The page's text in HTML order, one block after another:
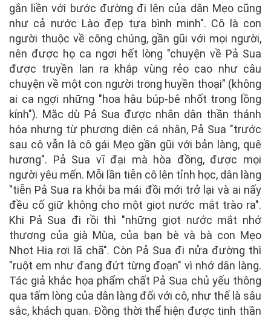
gắn liền với bước đường đi lên của dân Mẹo cũng
như cả nước Lào đẹp tựa bình minh". Cô là con
người thuộc về công chúng, gần gũi với mọi người,
nên được họ ca ngợi hết lòng "chuyện về Pả Sua
được truyền lan ra khắp vùng rẻo cao như câu
chuyện về một con người trong huyền thoại" (không
ai ca ngợi những "hoa hậu búp-bê nhốt trong lồng
kính"). Mặc dù Pả Sua được nhân dân thần thánh
hóa nhưng từ phương diện cá nhân, Pả Sua "trước
sau cô vẫn là cô gái Mẹo gần gũi với bản làng, quê
hương". Pả Sua vĩ đại mà hòa đồng, được mọi
người yêu mến. Mỗi lần tiễn cô lên tỉnh học, dân làng
"tiễn Pả Sua ra khỏi ba mái đồi mới trở lại và ai nấy
đều cố giữ không cho một giọt nước mắt trào ra".
Khi Pả Sua đi rồi thì "những giọt nước mắt nhớ
thương của già Mùa, của bạn bè và bà con Mẹo
Nhọt Hia rơi lã chã". Còn Pả Sua đi nửa đường thì
"ruột em như đang đứt từng đoạn" vì nhớ dân làng.
Tác giả khắc họa phẩm chất Pả Sua chủ yếu thông
qua tấm lòng của dân làng đối với cô, như thế là sâu
sắc, khách quan. Đồng thời thể hiện được tinh thần